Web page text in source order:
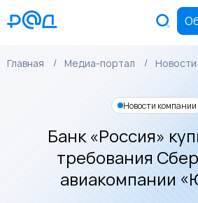
Главная Медиа-портал
Новости компании
Банк «Россия»
требования
авиакомпании